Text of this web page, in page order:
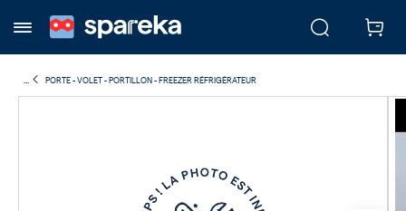
PORTE - VOLET - PORTILLON - FREEZER RÉFRIGÉRATEUR